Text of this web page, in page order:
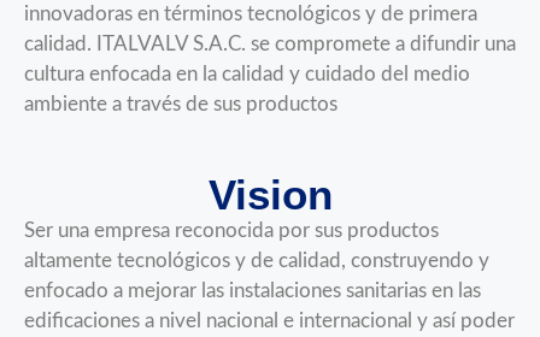
innovadoras en términos tecnológicos y de primera
calidad. ITALVALV S.A.C. se compromete a difundir una
cultura enfocada en la calidad y cuidado del medio
ambiente a través de sus productos
Vision
Ser una empresa reconocida por sus productos
altamente tecnológicos y de calidad, construyendo y
enfocado a mejorar las instalaciones sanitarias en las
edificaciones a nivel nacional e internacional y así poder